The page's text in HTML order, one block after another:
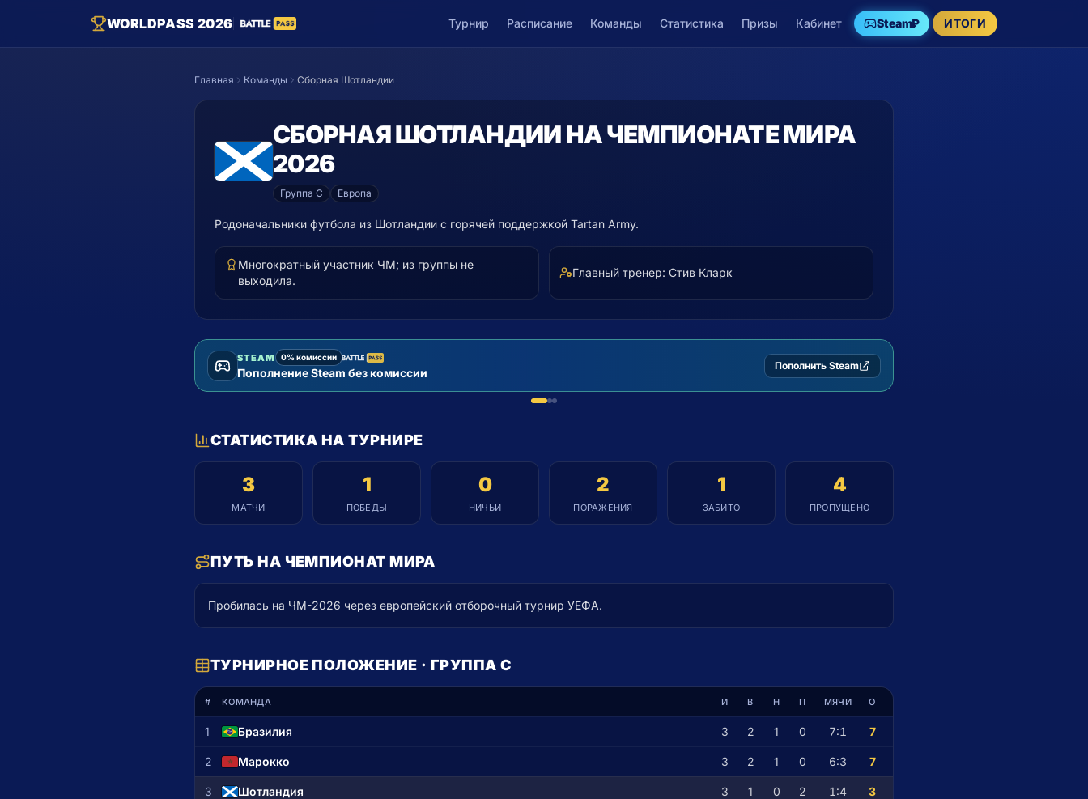
WORLDPASS 2026 Турнир Расписание Команды Статистика Призы Кабинет Steam₽ ИТОГИ
Главная Команды Сборная Шотландии
СБОРНАЯШОТЛАНДИИНА ЧЕМПИОНАТЕ МИРА
2026
Группа C Европа
Родоначальники футбола из Шотландии с горячей поддержкой Tartan Army.
Многократный участник ЧМ; из группы не
выходила.
Главный тренер: Стив Кларк
PSN −11%
PSN-карты со скидкой 11%
Выбрать PSN-карту
СТАТИСТИКА НА ТУРНИРЕ
3
МАТЧИ
1
ПОБЕДЫ
0
НИЧЬИ
2
ПОРАЖЕНИЯ
1
ЗАБИТО
4
ПРОПУЩЕНО
ПУТЬ НА ЧЕМПИОНАТ МИРА
Пробилась на ЧМ-2026 через европейский отборочный турнир УЕФА.
ТУРНИРНОЕ ПОЛОЖЕНИЕ · ГРУППА C
# КОМАНДА И В Н П МЯЧИ О
1 Бразилия 3 2 1 0 7:1 7
2 Марокко 3 2 1 0 6:3 7
3 Шотландия 3 1 0 2 1 :4 3